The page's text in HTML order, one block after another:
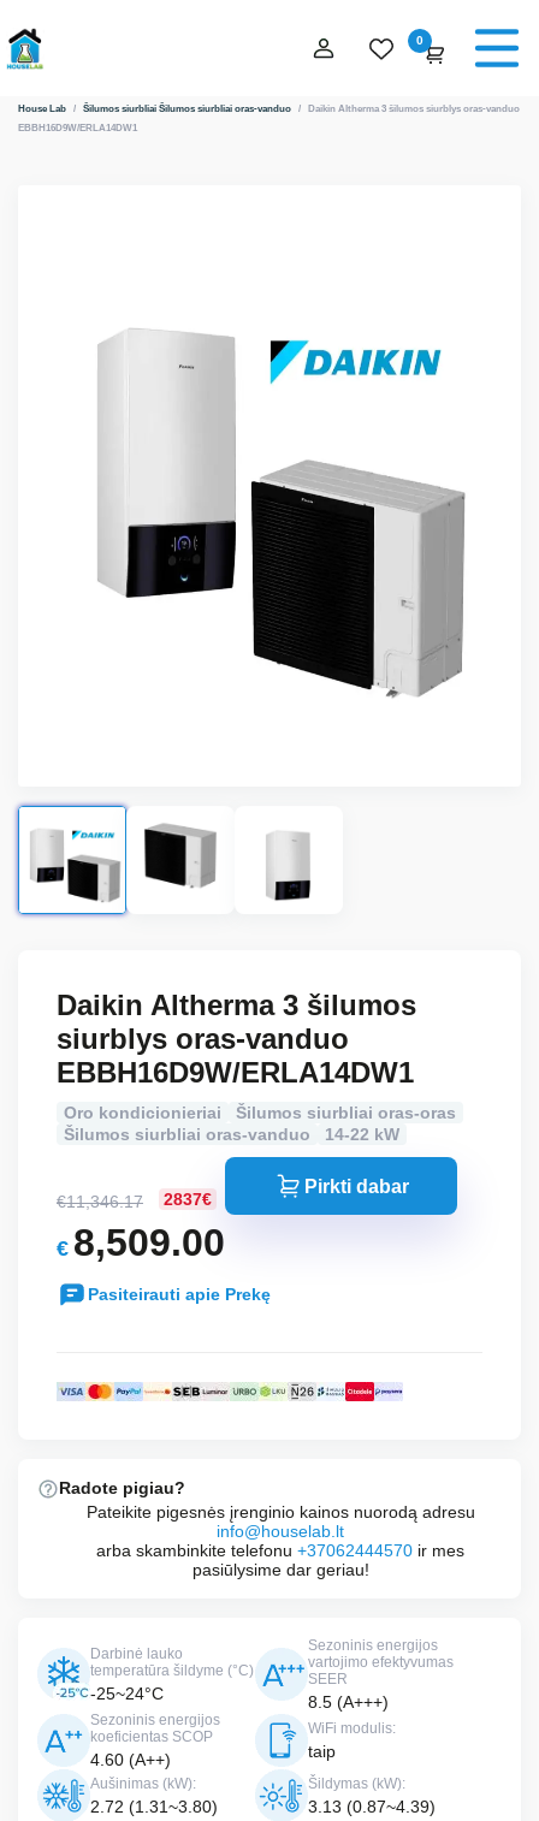
0
House Lab / Šilumos siurbliai Šilumos siurbliai oras-vanduo / Daikin Altherma 3 šilumos siurblys oras-vanduo
EBBH16D9W/ERLA14DW1
Daikin Altherma 3 šilumos
siurblys oras-vanduo
EBBH16D9W/ERLA14DW1
Oro kondicionieriai
Šilumos siurbliai oras-oras
Šilumos siurbliai oras-vanduo
14-22 kW
2837€
€11,346.17
Original
price
was:
€ 8,509.00
Current
price
€8,509.00.
Pirkti dabar
Pasiteirauti apie Prekę
Radote pigiau?
Pateikite pigesnės įrenginio kainos nuorodą adresu
info@houselab.lt
arba skambinkite telefonu +37062444570 ir mes
pasiūlysime dar geriau!
Darbinė lauko
temperatūra šildyme (°C)
-25~24°C
Sezoninis energijos
vartojimo efektyvumas
SEER
8.5 (A+++)
Sezoninis energijos
koeficientas SCOP
4.60 (A++)
WiFi modulis:
taip
Aušinimas (kW):
2.72 (1.31~3.80)
Šildymas (kW):
3.13 (0.87~4.39)